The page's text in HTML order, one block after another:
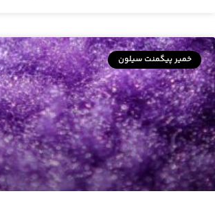
خمیر پیگمنت سیلون